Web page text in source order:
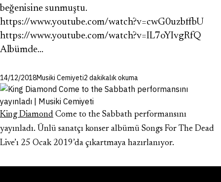
beğenisine sunmuştu.
https://www.youtube.com/watch?v=cwG0uzbffbU
https://www.youtube.com/watch?v=IL7oYIvgRfQ
Albümde…
14/12/2018Musiki Cemiyeti2 dakikalık okuma
King Diamond Come to the Sabbath performansını
yayınladı. Ünlü sanatçı konser albümü Songs For The Dead
Live’ı 25 Ocak 2019’da çıkartmaya hazırlanıyor.